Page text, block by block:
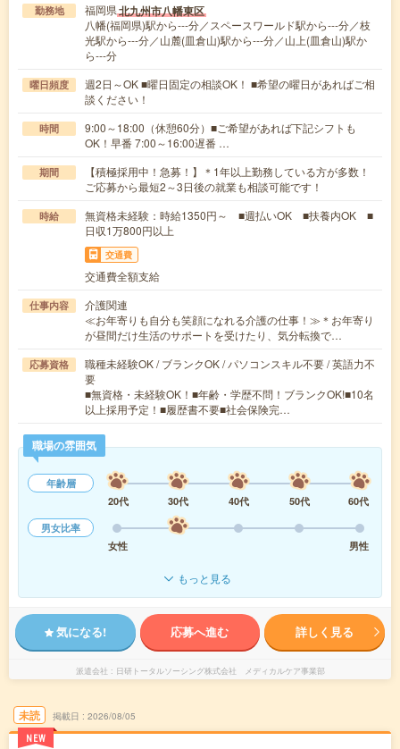
勤務地 福岡県北九州市八幡東区
八幡(福岡県)駅から---分／スペースワールド駅から---分／枝
光駅から---分／山麓(皿倉山)駅から---分／山上(皿倉山)駅か
ら---分
曜日頻度
週2日～OK ■曜日固定の相談OK！ ■希望の曜日があればご相
談ください！
時間
9:00～18:00（休憩60分）■ご希望があれば下記シフトも
OK！早番 7:00～16:00遅番 …
期間
【積極採用中！急募！】＊1年以上勤務している方が多数！
ご応募から最短2～3日後の就業も相談可能です！
時給
無資格未経験：時給1350円～ ■週払いOK ■扶養内OK ■
日収1万800円以上
交通費
交通費全額支給
仕事内容
介護関連
≪お年寄りも自分も笑顔になれる介護の仕事！≫＊お年寄り
が昼間だけ生活のサポートを受けたり、気分転換で…
応募資格
職種未経験OK / ブランクOK / パソコンスキル不要 / 英語力不
要
■無資格・未経験OK！■年齢・学歴不問！ブランクOK!■10名
以上採用予定！■履歴書不要■社会保険完…
職場の雰囲気
年齢層
20代
30代 40代 50代
60代
男女比率
女性
男性
もっと見る
気になる! 応募へ進む 詳しく見る
派遣会社 日研トータルソーシング株式会社 メディカルケア事業部
未読
NEW
掲載日 2026/08/05